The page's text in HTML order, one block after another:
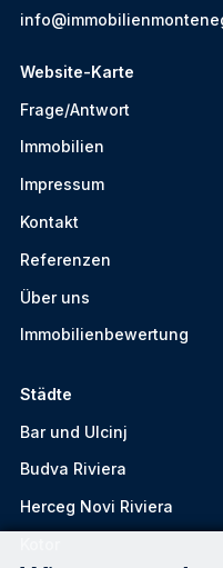
Website-Karte
Frage/Antwort
Immobilien
Impressum
Kontakt
Referenzen
Über uns
Immobilienbewertung
Städte
Bar und Ulcinj
Budva Riviera
Herceg Novi Riviera